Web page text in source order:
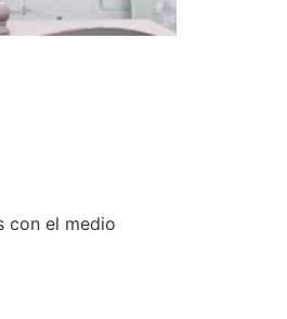
con el medio